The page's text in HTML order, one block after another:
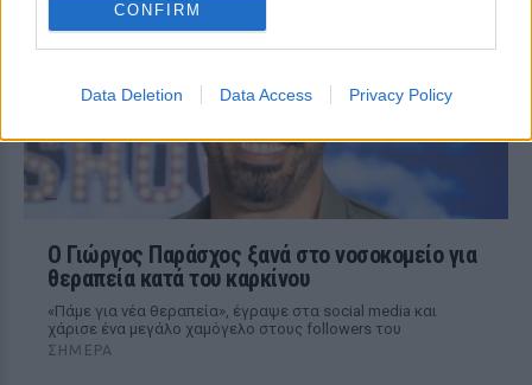
CONFIRM
Data Deletion Data Access Privacy Policy
O Γιώργος Παράσχος ξανά στο νοσοκομείο για
θεραπεία κατά του καρκίνου
«Πάμε για νέα θεραπεία», έγραψε στα social media και
χάρισε ένα μεγάλο χαμόγελο στους followers του
ΣΉΜΕΡΑ